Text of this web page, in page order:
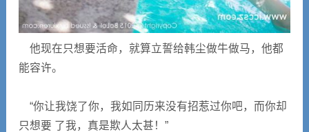
他现在只想要活命，就算立誓给韩尘做牛做马，他都
能容许。
“你让我饶了你，我如同历来没有招惹过你吧，而你却
只想要 了我，真是欺人太甚！”